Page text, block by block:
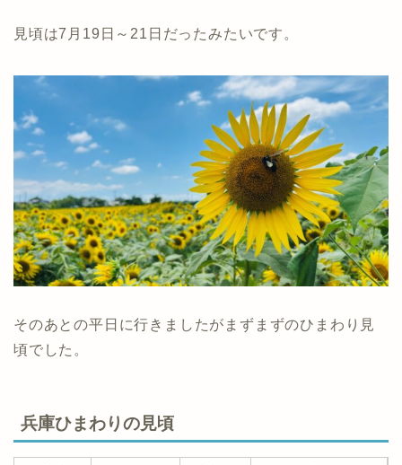
見頃は7月19日～21日だったみたいです。
そのあとの平日に行きましたがまずまずのひまわり見
頃でした。
兵庫ひまわりの見頃